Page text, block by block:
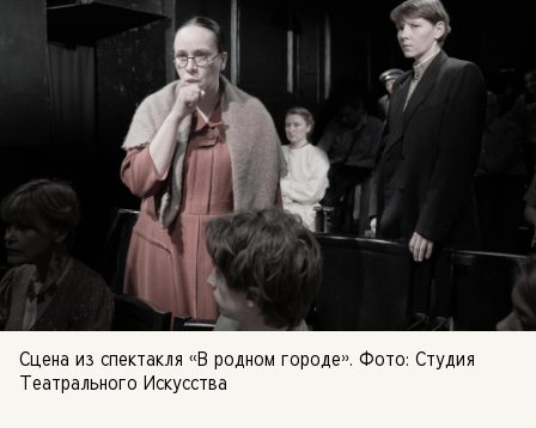
Сцена из спектакля «В родном городе». Фото: Студия
Театрального Искусства